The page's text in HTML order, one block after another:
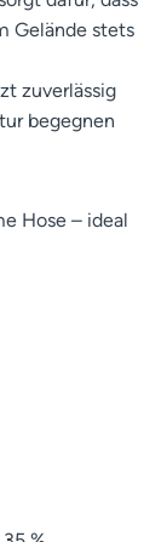
Gelände stets
zuverlässig
begegnen
Hose – ideal